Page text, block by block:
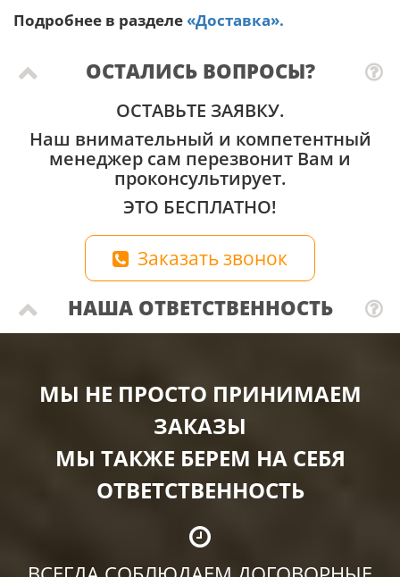
Подробнее в разделе «Доставка».
ОСТАЛИСЬ ВОПРОСЫ?
ОСТАВЬТЕ ЗАЯВКУ.
Наш внимательный и компетентный
менеджер сам перезвонит Вам и
проконсультирует.
ЭТО БЕСПЛАТНО!
Заказать звонок
НАША ОТВЕТСТВЕННОСТЬ
МЫ НЕ ПРОСТО ПРИНИМАЕМ
ЗАКАЗЫ
МЫ ТАКЖЕ БЕРЕМ НА СЕБЯ
ОТВЕТСТВЕННОСТЬ